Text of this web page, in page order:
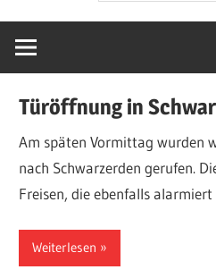
Webseite
Freiwilligen
Feuerwehr
Löschbezirk
Haupersweiler.
hier
Türöffnung in
Am späten Vormittag wurden
nach Schwarzerden gerufen.
Freisen, die ebenfalls alarmiert
Weiterlesen